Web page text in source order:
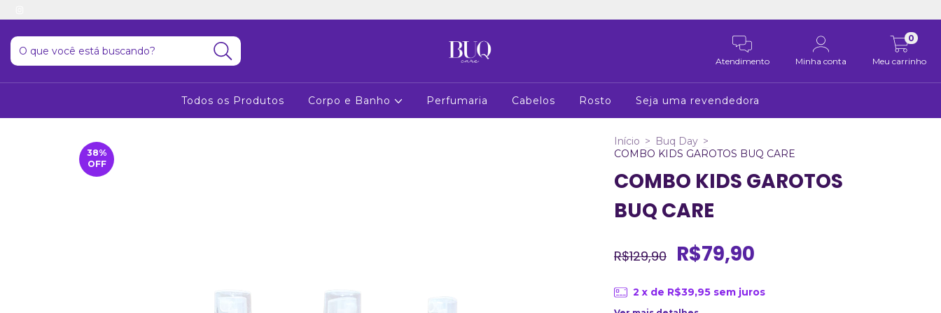
Atendimento Minha conta Meu carrinho
0
Todos os Produtos Corpo e Banho Perfumaria Cabelos Rosto Seja uma revendedora
38%
OFF
Início > Buq Day >
COMBO KIDS GAROTOS BUQ CARE
COMBO KIDS GAROTOS
BUQ CARE
R$129,90 R$79,90
2 x de R$39,95 sem juros